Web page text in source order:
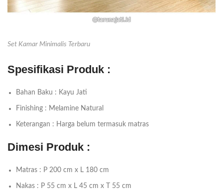
Set Kamar Minimalis Terbaru
Spesifikasi Produk :
Bahan Baku : Kayu Jati
Finishing : Melamine Natural
Keterangan : Harga belum termasuk matras
Dimesi Produk :
Matras : P 200 cm x L 180 cm
Nakas : P 55 cm x L 45 cm x T 55 cm